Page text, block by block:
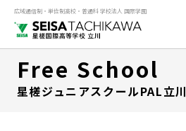
広域通信制・単位制高校・普通科 学校法人 国際学園
Free School
星槎ジュニアスクールPAL立川